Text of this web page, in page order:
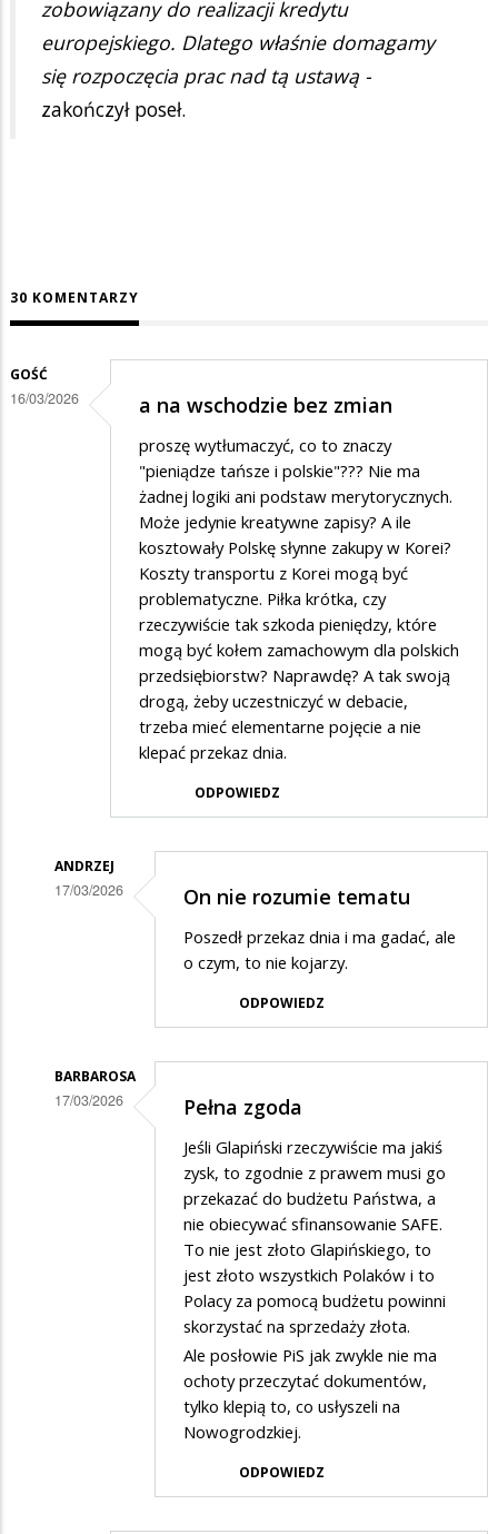
zobowiązany do realizacji kredytu
europejskiego. Dlatego właśnie domagamy
się rozpoczęcia prac nad tą ustawą -
zakończył poseł.
30 KOMENTARZY
GOŚĆ
16/03/2026 a na wschodzie bez zmian
proszę wytłumaczyć, co to znaczy
"pieniądze tańsze i polskie"??? Nie ma
żadnej logiki ani podstaw merytorycznych.
Może jedynie kreatywne zapisy? A ile
kosztowały Polskę słynne zakupy w Korei?
Koszty transportu z Korei mogą być
problematyczne. Piłka krótka, czy
rzeczywiście tak szkoda pieniędzy, które
mogą być kołem zamachowym dla polskich
przedsiębiorstw? Naprawdę? A tak swoją
drogą, żeby uczestniczyć w debacie,
trzeba mieć elementarne pojęcie a nie
klepać przekaz dnia.
ODPOWIEDZ
ANDRZEJ
17/03/2026
na
On nie rozumie tematu
Poszedł przekaz dnia i ma gadać, ale
o czym, to nie kojarzy.
ODPOWIEDZ
BARBAROSA
17/03/2026 Pełna zgoda
Jeśli Glapiński rzeczywiście ma jakiś
zysk, to zgodnie z prawem musi go
przekazać do budżetu Państwa, a
nie obiecywać sfinansowanie SAFE.
To nie jest złoto Glapińskiego, to
jest złoto wszystkich Polaków i to
Polacy za pomocą budżetu powinni
skorzystać na sprzedaży złota.
Ale posłowie PiS jak zwykle nie ma
ochoty przeczytać dokumentów,
tylko klepią to, co usłyszeli na
Nowogrodzkiej.
ODPOWIEDZ